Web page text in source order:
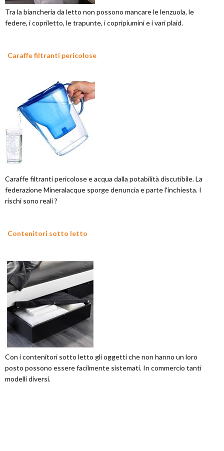
Tra la biancheria da letto non possono mancare le lenzuola, le
federe, i copriletto, le trapunte, i copripiumini e i vari plaid.
Caraffe filtranti pericolose
Caraffe filtranti pericolose e acqua dalla potabilità discutibile. La
federazione Mineralacque sporge denuncia e parte l'inchiesta. I
rischi sono reali ?
Contenitori sotto letto
Con i contenitori sotto letto gli oggetti che non hanno un loro
posto possono essere facilmente sistemati. In commercio tanti
modelli diversi.